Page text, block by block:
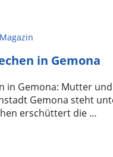
in Gemona
in Gemona: Mutter
Gemona steht
erschüttert die …